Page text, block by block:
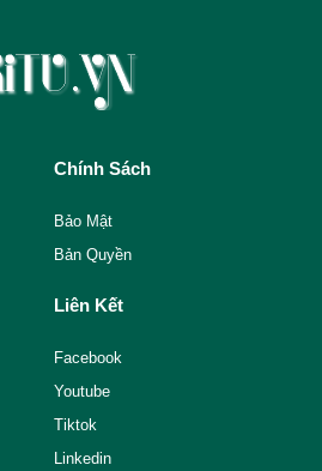
Chính Sách
Bảo Mật
Bản Quyền
Liên Kết
Facebook
Youtube
Tiktok
Linkedin